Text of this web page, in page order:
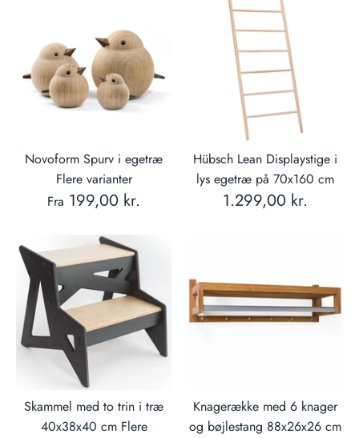
Novoform Spurv i egetræ
Flere varianter
Fra 199,00 kr.
Hübsch Lean Displaystige i
lys egetræ på 70x160 cm
1.299,00 kr.
Skammel med to trin i træ
40x38x40 cm Flere
Knagerække med 6 knager
og bøjlestang 88x26x26 cm